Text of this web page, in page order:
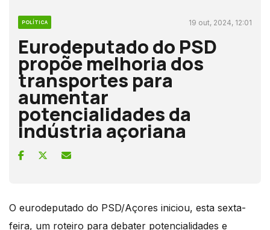
POLÍTICA 19 out, 2024, 12:01
Eurodeputado do PSD
propõe melhoria dos
transportes para
aumentar
potencialidades da
indústria açoriana
O eurodeputado do PSD/Açores iniciou, esta sexta-
feira, um roteiro para debater potencialidades e